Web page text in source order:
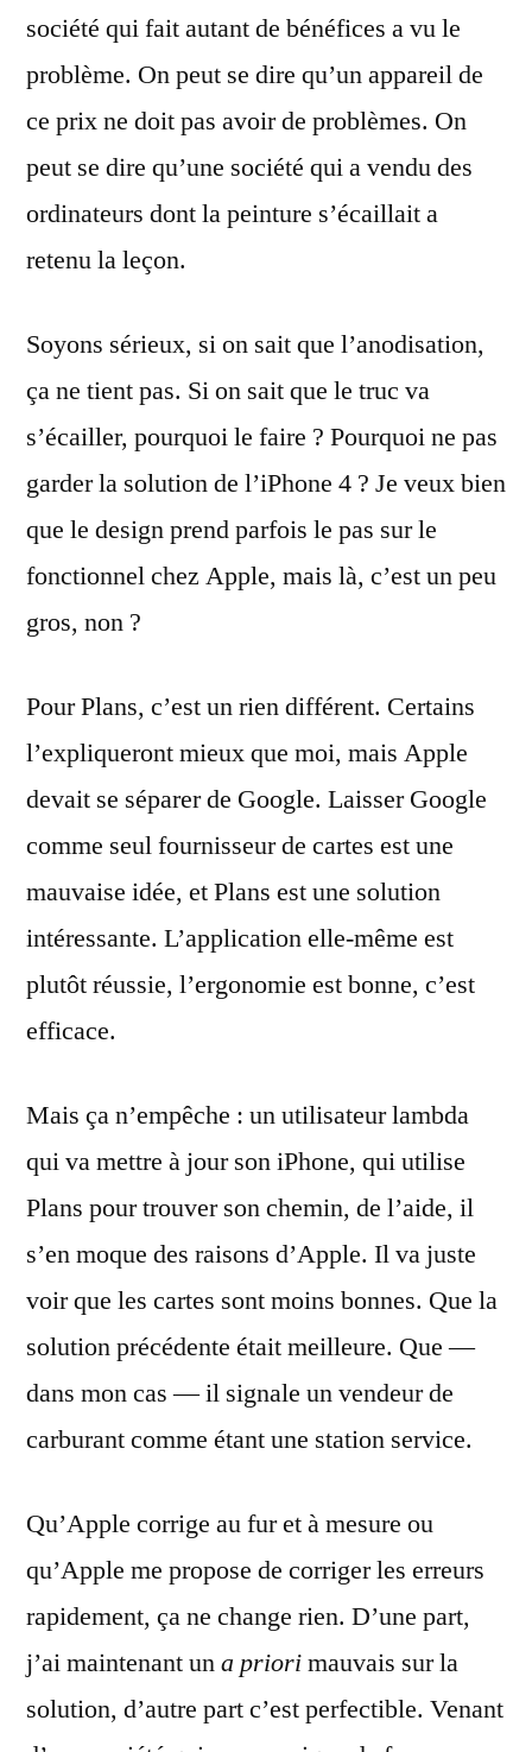
société qui fait autant de bénéfices a vu le
problème. On peut se dire qu’un appareil de
ce prix ne doit pas avoir de problèmes. On
peut se dire qu’une société qui a vendu des
ordinateurs dont la peinture s’écaillait a
retenu la leçon.
Soyons sérieux, si on sait que l’anodisation,
ça ne tient pas. Si on sait que le truc va
s’écailler, pourquoi le faire ? Pourquoi ne pas
garder la solution de l’iPhone 4 ? Je veux bien
que le design prend parfois le pas sur le
fonctionnel chez Apple, mais là, c’est un peu
gros, non ?
Pour Plans, c’est un rien différent. Certains
l’expliqueront mieux que moi, mais Apple
devait se séparer de Google. Laisser Google
comme seul fournisseur de cartes est une
mauvaise idée, et Plans est une solution
intéressante. L’application elle-même est
plutôt réussie, l’ergonomie est bonne, c’est
efficace.
Mais ça n’empêche : un utilisateur lambda
qui va mettre à jour son iPhone, qui utilise
Plans pour trouver son chemin, de l’aide, il
s’en moque des raisons d’Apple. Il va juste
voir que les cartes sont moins bonnes. Que la
solution précédente était meilleure. Que —
dans mon cas — il signale un vendeur de
carburant comme étant une station service.
Qu’Apple corrige au fur et à mesure ou
qu’Apple me propose de corriger les erreurs
rapidement, ça ne change rien. D’une part,
j’ai maintenant una priorimauvais sur la
solution, d’autre part c’est perfectible. Venant